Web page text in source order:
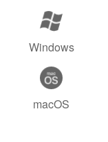
Windows
macOS